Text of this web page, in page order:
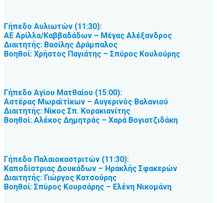
Γήπεδο Αυλιωτών (11:30):
ΑΕ Αρίλλα/Καββαδάδων – Μέγας Αλέξανδρος
Διαιτητής: Βασίλης Δράμπαλος
Βοηθοί: Χρήστος Παγιάτης – Σπύρος Κουλούρης
Γήπεδο Αγίου Ματθαίου (15:00):
Αστέρας Μωραϊτίκων – Αυγερινός Βαλανιού
Διαιτητής: Νίκος Σπ. Κορακιανίτης
Βοηθοί: Αλέκος Δημητράς – Χαρά Βογιατζιδάκη
Γήπεδο Παλαιοκαστριτών (11:30):
Καποδίστριας Δουκάδων – Ηρακλής Σφακερών
Διαιτητής: Γιώργος Κατσούρης
Βοηθοί: Σπύρος Κουρσάρης – Ελένη Νικομάνη